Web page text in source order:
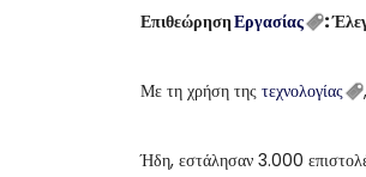
ΕπιθεώρησηΕργασίας :
Με τη χρήση της τεχνολογίας
Ήδη, εστάλησαν 3.000